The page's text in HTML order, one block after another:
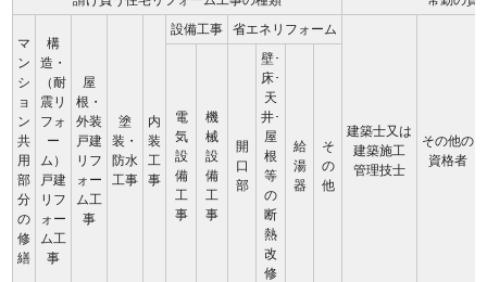
マ
ン
シ
ョ
ン
共
用
部
分
の
修
繕
構
造・
（耐
震リ
フォ
ー
ム）
戸建
リフ
ォー
ム工
事
屋
根・
外装
戸建
リフ
ォー
ム工
事
塗
装・
防水
工事
内
装
工
事
設備工事 省エネリフォーム
建築士又は
建築施工
管理技士
その他の
資格者
電
気
設
備
工
事
機
械
設
備
工
事
開
口
部
壁･
床･
天
井･
屋
根
等
の
断
熱
改
修
給
湯
器
そ
の
他